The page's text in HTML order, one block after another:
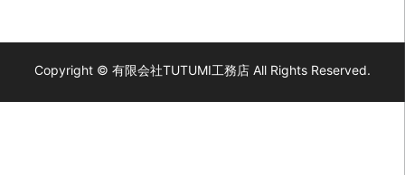
Copyright © 有限会社TUTUMI工務店 All Rights Reserved.